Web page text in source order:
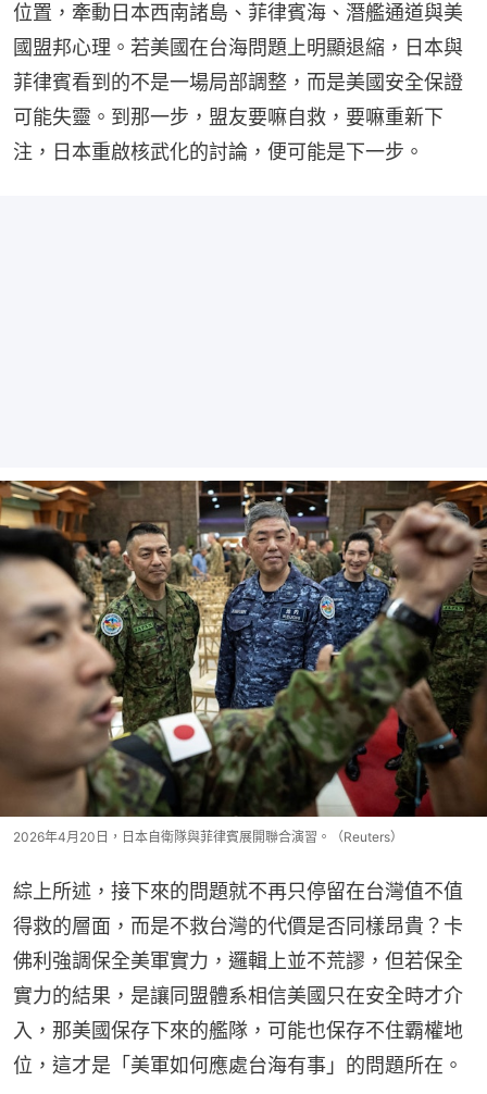
位置，牽動日本西南諸島、菲律賓海、潛艦通道與美
國盟邦心理。若美國在台海問題上明顯退縮，日本與
菲律賓看到的不是一場局部調整，而是美國安全保證
可能失靈。到那一步，盟友要嘛自救，要嘛重新下
注，日本重啟核武化的討論，便可能是下一步。
2026年4月20日，日本自衛隊與菲律賓展開聯合演習。（Reuters）
綜上所述，接下來的問題就不再只停留在台灣值不值
得救的層面，而是不救台灣的代價是否同樣昂貴？卡
佛利強調保全美軍實力，邏輯上並不荒謬，但若保全
實力的結果，是讓同盟體系相信美國只在安全時才介
入，那美國保存下來的艦隊，可能也保存不住霸權地
位，這才是「美軍如何應處台海有事」的問題所在。